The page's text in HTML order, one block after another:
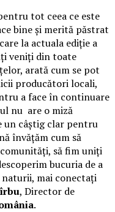
tot ceea ce este
bine și merită păstrat
la actuala ediție a
veniți din toate
arată cum se pot
producători locali,
a face în continuare
nu are o miză
un câștig clar pentru
învățăm cum să
să fim uniți
bucuria de a
mai conectați
, Director de
.